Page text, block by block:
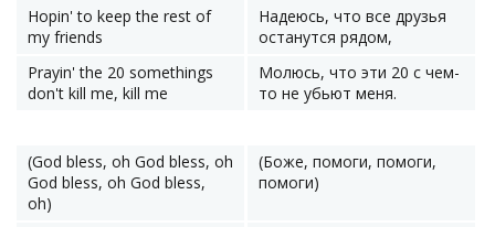
Hopin' to keep the rest of
my friends
Надеюсь, что все друзья
останутся рядом,
Prayin' the 20 somethings
don't kill me, kill me
Молюсь, что эти 20 с чем-
то не убьют меня.
(God bless, oh God bless, oh
God bless, oh God bless,
oh)
(Боже, помоги, помоги,
помоги)